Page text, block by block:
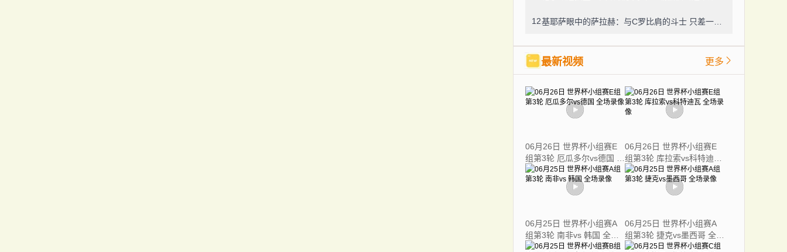
12
最新视频 更多
06月26日 世界杯小组赛E
组第3轮 厄瓜多尔vs德国 全
场录像
06月26日 世界杯小组赛E
组第3轮 库拉索vs科特迪瓦
全场录像
06月25日 世界杯小组赛A
组第3轮 南非vs 韩国 全场
录像
06月25日 世界杯小组赛A
组第3轮 捷克vs墨西哥 全场
录像